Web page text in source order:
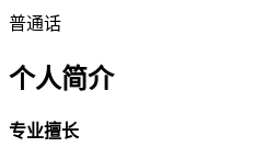
普通话
个人简介
专业擅长